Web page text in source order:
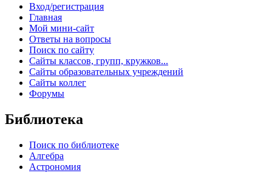
Вход/регистрация
Главная
Мой мини-сайт
Ответы на вопросы
Поиск по сайту
Сайты классов, групп, кружков...
Сайты образовательных учреждений
Сайты коллег
Форумы
Библиотека
Поиск по библиотеке
Алгебра
Астрономия